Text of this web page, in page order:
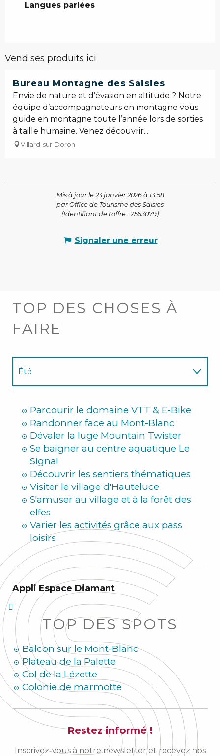
Langues parlées
Langues parlées
Vend ses produits ici
Bureau Montagne des Saisies
Envie de nature et d’évasion en altitude ? Notre
équipe d’accompagnateurs en montagne vous
guide en montagne toute l’année lors de sorties
à taille humaine. Venez découvrir...
Villard-sur-Doron
Mis à jour le 23 janvier 2026 à 13:58
par Office de Tourisme des Saisies
(Identifiant de l'offre : 7563079)
Signaler une erreur
TOP DES CHOSES À
FAIRE
Été
Parcourir le domaine VTT & E-Bike
Randonner face au Mont-Blanc
Dévaler la luge Mountain Twister
Se baigner au centre aquatique Le
Signal
Découvrir les sentiers thématiques
Visiter le village d'Hauteluce
S'amuser au village et à la forêt des
elfes
Varier les activités grâce aux pass
loisirs
Appli Espace Diamant
TOP DES SPOTS
Balcon sur le Mont-Blanc
Plateau de la Palette
Col de la Lézette
Colonie de marmotte
Restez informé !
Inscrivez-vous à notre newsletter et recevez nos